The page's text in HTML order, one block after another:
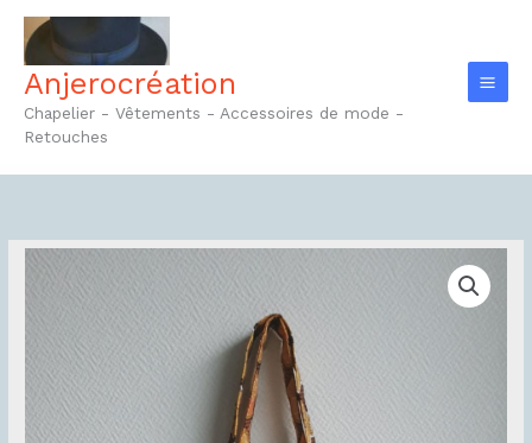
Aller
contenuAnjerocréation
Chapelier - Vêtements - Accessoires de mode -
Retouches
quantité
Tote-
bag
Réf1.1